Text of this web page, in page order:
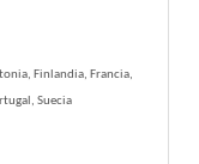
Finlandia, Francia,
Suecia